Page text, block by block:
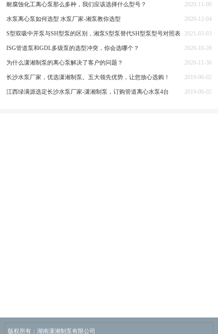
耐腐蚀化工离心泵那么多种，我们应该选择什么型号？ 2020-11-09
水泵离心泵如何选型 水泵厂家-湘泵教你选型 2020-12-04
S型双吸中开泵与SH型泵的区别，湘泵S型泵替代SH型泵型号对照表 2021-03-03
ISG管道泵和GDL多级泵的选型冲突，你会选哪个？ 2020-10-28
为什么潇湘制泵的离心泵解决了客户的问题？ 2020-11-30
长沙水泵厂家，优选潇湘制泵。五大领先优势，让您放心选购！ 2019-06-02
江西绿满源选定长沙水泵厂家-潇湘制泵，订购管道离心水泵4台 2019-06-02
版权所有：湖南潇湘制泵有限公司